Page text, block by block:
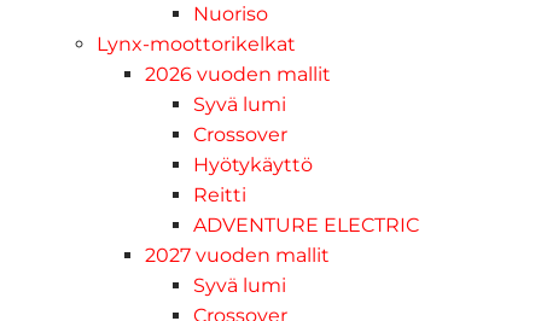
Nuoriso
Lynx-moottorikelkat
2026 vuoden mallit
Syvä lumi
Crossover
Hyötykäyttö
Reitti
ADVENTURE ELECTRIC
2027 vuoden mallit
Syvä lumi
Crossover